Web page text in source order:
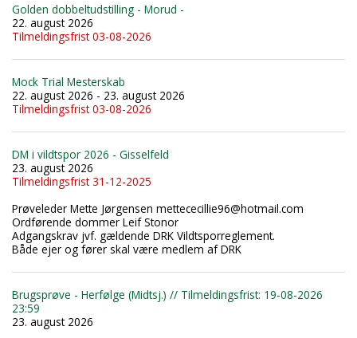
Golden dobbeltudstilling - Morud -
22. august 2026
Tilmeldingsfrist 03-08-2026
Mock Trial Mesterskab
22. august 2026 - 23. august 2026
Tilmeldingsfrist 03-08-2026
DM i vildtspor 2026 - Gisselfeld
23. august 2026
Tilmeldingsfrist 31-12-2025
Prøveleder Mette Jørgensen mettececillie96@hotmail.com
Ordførende dommer Leif Stonor
Adgangskrav jvf. gældende DRK Vildtsporreglement.
Både ejer og fører skal være medlem af DRK
Brugsprøve - Herfølge (Midtsj.) // Tilmeldingsfrist: 19-08-2026
23:59
23. august 2026